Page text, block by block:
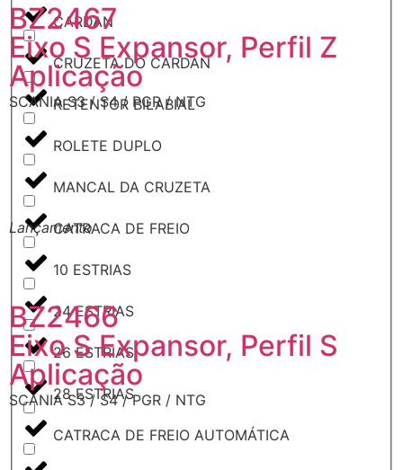
CARDAN
CRUZETA DO CARDAN
RETENTOR BILABIAL
ROLETE DUPLO
MANCAL DA CRUZETA
CATRACA DE FREIO
10 ESTRIAS
24 ESTRIAS
26 ESTRIAS
28 ESTRIAS
CATRACA DE FREIO AUTOMÁTICA
BZ2467
Eixo S Expansor, Perfil Z
Aplicação
SCANIA S3 / S4 / PGR / NTG
Lançamento
BZ2466
Eixo S Expansor, Perfil S
Aplicação
SCANIA S3 / S4 / PGR / NTG